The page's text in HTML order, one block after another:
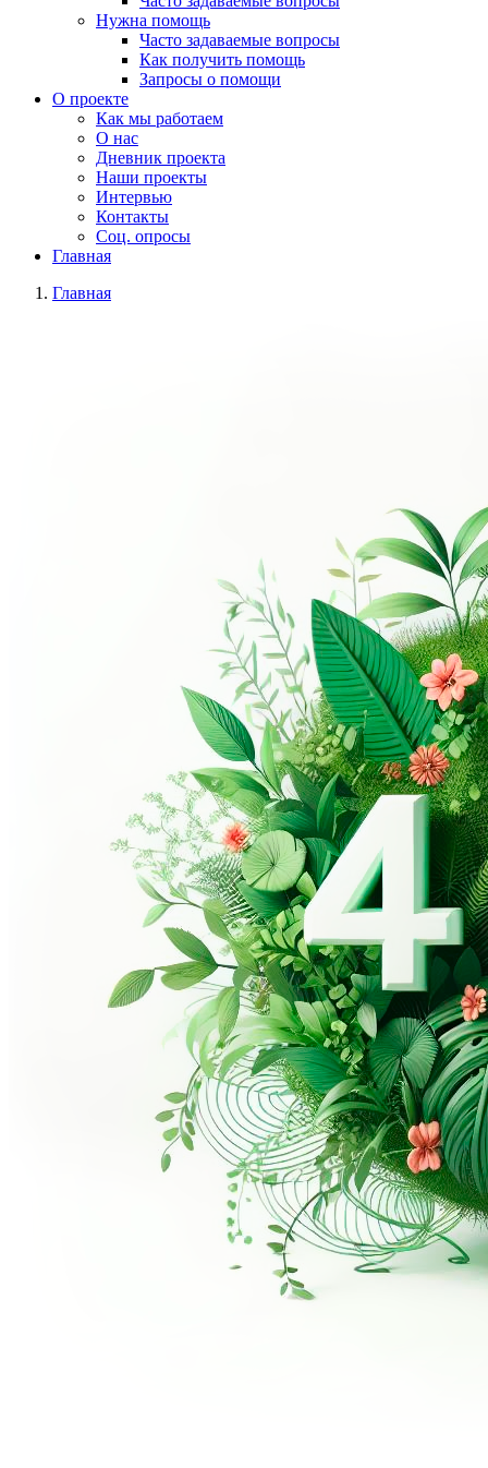
Нужна помощь
Часто задаваемые вопросы
Как получить помощь
Запросы о помощи
О проекте
Как мы работаем
О нас
Дневник проекта
Наши проекты
Интервью
Контакты
Соц. опросы
Главная
Главная